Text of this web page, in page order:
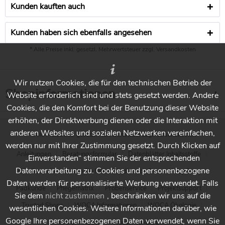
gegenüber Wasserflecken und Ölspritzern ist, d.h.
Wasser und Fett ziehen sofort in das Holz ein und
hinterlassen Flecken. Da wir auch in der Küche
Holzboden haben, würden wir gerne wissen, ob wir
zumindestens in diesem Bereich den Boden etwas
"imprägnieren" könnten, um ihn "abweisender" gegen
Verschmutzungen etc. zu machen. Wäre hier ihr
Hartwachsöl extrem bzw. Swift anwendbar? Was ist hier
der Unterschied? Kann es auf das bestehende Öl
aufgetragen werden? Ich freue mich auf ihre
Rückmeldung!
Antwort:
Beide Hartwachsöle sind besonders robust. HWÖ
Extrem ist eher ein klassisches Öl, das eingepaddet und
trockengerieben wird. Auch auf Woca vorgeölten Böden
verwendbar. HWÖ Swift ist dünnflüssiger, wird mit Rolle
aufgetragen und trocknet dann bei kurzer Trockenzeit
deutlich schichtbildend auf. Es ist damit leicht
Kunden kauften auch
Kunden haben sich ebenfalls angesehen
* Alle Preise inkl. gesetzl. Mehrwertsteuer zzgl. Versandkosten
Shopinformationen
* Alle Preise inkl. gesetzl. Mehrwertsteuer zzgl.Versandkosten
Anleitungen Beratungsformular
Datenblätter Inhaltsstoffe
Händlersuche - Finden Sie Ihren Händler vor Ort
Holzpflege
Padkunde
Pflegematrix Probenservice
Projektsupport
Trusted Shops
WOCA Informationen
WOCA Ökologie
WOCA Videos
Wocashop-Blog
Wir nutzen Cookies, die für den technischen Betrieb der
Website erforderlich sind und stets gesetzt werden. Andere
Cookies, die den Komfort bei der Benutzung dieser Website
erhöhen, der Direktwerbung dienen oder die Interaktion mit
anderen Websites und sozialen Netzwerken vereinfachen,
werden nur mit Ihrer Zustimmung gesetzt. Durch Klicken auf
„Einverstanden“ stimmen Sie der entsprechenden
Datenverarbeitung zu. Cookies und personenbezogene
Daten werden für personalisierte Werbung verwendet. Falls
Sie dem nicht zustimmen , beschränken wir uns auf die
wesentlichen Cookies. Weitere Informationen darüber, wie
Google Ihre personenbezogenen Daten verwendet, wenn Sie